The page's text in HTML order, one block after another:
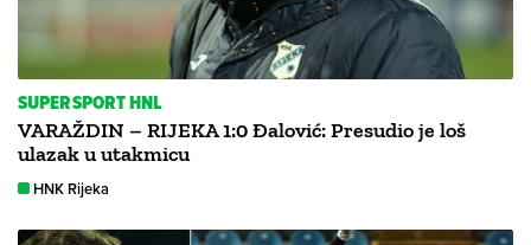
SUPERSPORT HNL
VARAŽDIN – RIJEKA 1:0 Đalović: Presudio je loš
ulazak u utakmicu
HNK Rijeka